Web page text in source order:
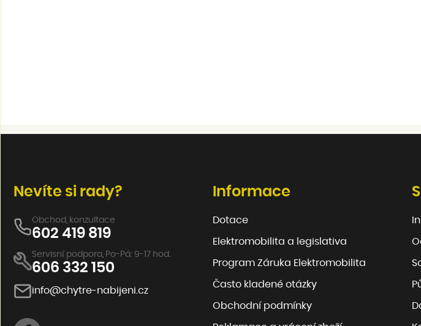
Nevíte si rady?
Obchod, konzultace
602 419 819
Servisní podpora, Po-Pá: 9-17 hod.
606 332 150
info@chytre-nabijeni.cz
Informace
Dotace
Elektromobilita a legislativa
Program Záruka Elektromobilita
Často kladené otázky
Obchodní podmínky